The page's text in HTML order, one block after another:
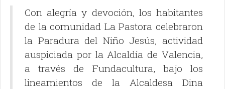
Con alegría y devoción, los habitantes
de la comunidad La Pastora celebraron
la Paradura del Niño Jesús, actividad
auspiciada por la Alcaldía de Valencia,
a través de Fundacultura, bajo los
lineamientos de la Alcaldesa Dina